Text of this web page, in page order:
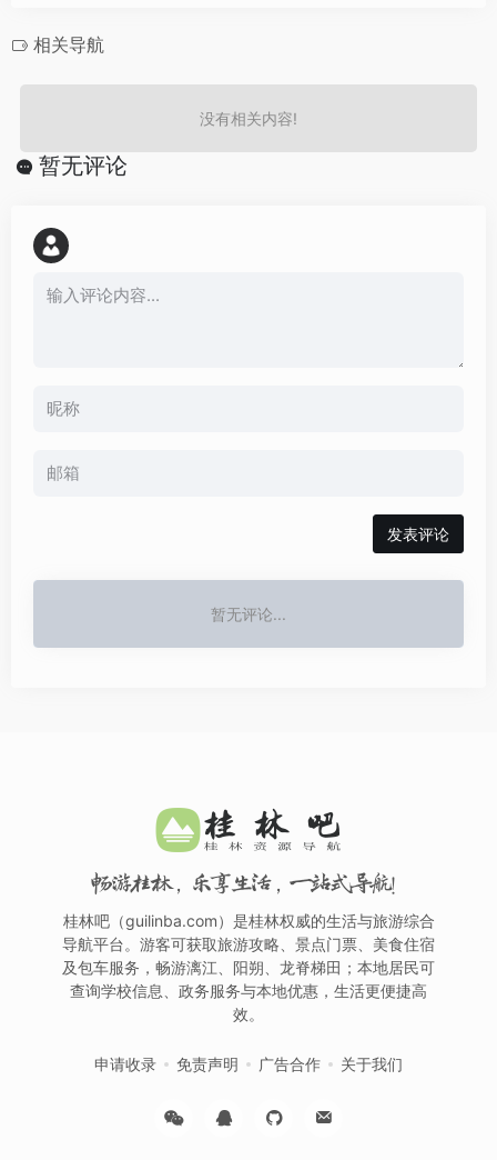
相关导航
没有相关内容!
暂无评论
发表评论
暂无评论...
畅游桂林，乐享生活，一站式导航！
桂林吧（guilinba.com）是桂林权威的生活与旅游综合
导航平台。游客可获取旅游攻略、景点门票、美食住宿
及包车服务，畅游漓江、阳朔、龙脊梯田；本地居民可
查询学校信息、政务服务与本地优惠，生活更便捷高
效。
申请收录 免责声明 广告合作 关于我们